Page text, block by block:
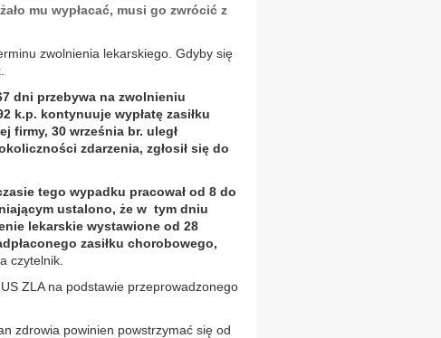
mu wypłacać, musi go zwrócić z
zwolnienia lekarskiego. Gdyby się
dni przebywa na zwolnieniu
k.p. kontynuuje wypłatę zasiłku
firmy, 30 września br. uległ
zdarzenia, zgłosił się do
tego wypadku pracował od 8 do
ustalono, że w tym dniu
lekarskie wystawione od 28
zasiłku chorobowego,
czytelnik.
ZLA na podstawie przeprowadzonego
zdrowia powinien powstrzymać się od